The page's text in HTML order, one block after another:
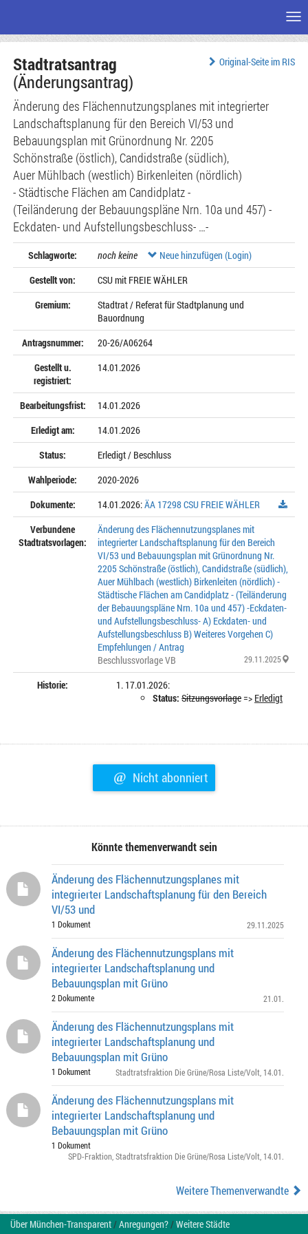
Seiteninhalt
Original-Seite im RIS
Stadtratsantrag
(Änderungsantrag)
Änderung des Flächennutzungsplanes mit integrierter
Landschaftsplanung für den Bereich VI/53 und
Bebauungsplan mit Grünordnung Nr. 2205
Schönstraße (östlich), Candidstraße (südlich),
Auer Mühlbach (westlich) Birkenleiten (nördlich)
- Städtische Flächen am Candidplatz -
(Teiländerung der Bebauungspläne Nrn. 10a und 457) -
Eckdaten- und Aufstellungsbeschluss- …-
Schlagworte: noch keine
Neue hinzufügen (Login)
Gestellt von:
CSU mit FREIE WÄHLER
Gremium:
Stadtrat / Referat für Stadtplanung und
Bauordnung
Antragsnummer:
20-26/A06264
Gestellt u.
registriert:
14.01.2026
Bearbeitungsfrist:
14.01.2026
Erledigt am:
14.01.2026
Status:
Erledigt / Beschluss
Wahlperiode:
2020-2026
Dokumente:
14.01.2026:ÄA 17298 CSU FREIE WÄHLER
Verbundene
Stadtratsvorlagen:
Änderung des Flächennutzungsplanes mit
integrierter Landschaftsplanung für den Bereich
VI/53 und Bebauungsplan mit Grünordnung Nr.
2205 Schönstraße (östlich), Candidstraße (südlich),
Auer Mühlbach (westlich) Birkenleiten (nördlich) -
Städtische Flächen am Candidplatz - (Teiländerung
der Bebauungspläne Nrn. 10a und 457) -Eckdaten-
und Aufstellungsbeschluss- A) Eckdaten- und
Aufstellungsbeschluss B) Weiteres Vorgehen C)
Empfehlungen / Antrag
Beschlussvorlage VB
29.11.2025
Historie:
17.01.2026:
Status: Sitzungsvorlage=> Erledigt
@ Nicht abonniert
Könnte themenverwandt sein
Änderung des Flächennutzungsplanes mit
integrierter Landschaftsplanung für den Bereich
VI/53 und
1 Dokument 29.11.2025
Änderung des Flächennutzungsplans mit
integrierter Landschaftsplanung und
Bebauungsplan mit Grüno
2 Dokumente 21.01.
Änderung des Flächennutzungsplans mit
integrierter Landschaftsplanung und
Bebauungsplan mit Grüno
1 Dokument Stadtratsfraktion Die Grüne/Rosa Liste/Volt , 14.01.
Änderung des Flächennutzungsplans mit
integrierter Landschaftsplanung und
Bebauungsplan mit Grüno
1 Dokument
SPD-Fraktion Stadtratsfraktion Die Grüne/Rosa Liste/Volt , 14.01.
Weitere Themenverwandte
Über München-Transparent/Anregungen?/Weitere Städte